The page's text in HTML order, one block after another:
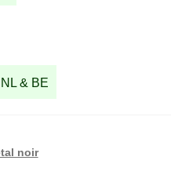
& BE
noir